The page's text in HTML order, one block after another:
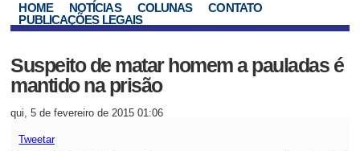
HOME NOTÍCIAS COLUNAS
CONTATO
PUBLICAÇÕES LEGAIS
Suspeito de matar homem a pauladas é
mantido na prisão
qui, 5 de fevereiro de 2015 01:06
Tweetar